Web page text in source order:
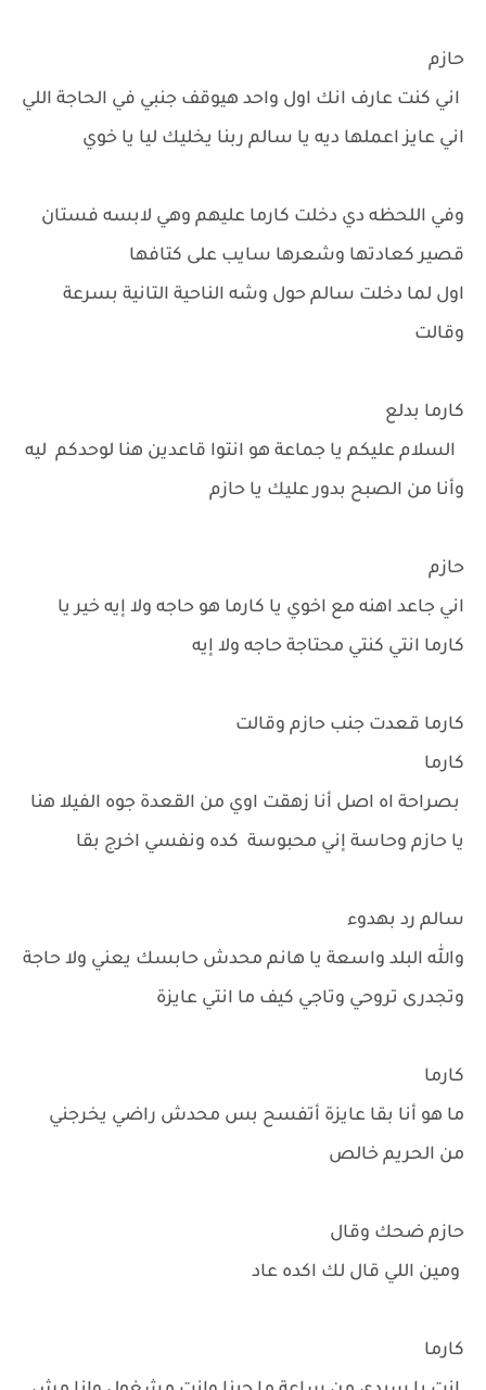
حازم
اني كنت عارف انك اول واحد هيوقف جنبي في الحاجة اللي
اني عايز اعملها ديه يا سالم ربنا يخليك ليا يا خوي
وفي اللحظه دي دخلت كارما عليهم وهي لابسه فستان
قصير كعادتها وشعرها سايب على كتافها
اول لما دخلت سالم حول وشه الناحية التانية بسرعة
وقالت
كارما بدلع
السلام عليكم يا جماعة هو انتوا قاعدين هنا لوحدكم ليه
وأنا من الصبح بدور عليك يا حازم
حازم
اني جاعد اهنه مع اخوي يا كارما هو حاجه ولا إيه خير يا
كارما انتي كنتي محتاجة حاجه ولا إيه
كارما قعدت جنب حازم وقالت
كارما
بصراحة اه اصل أنا زهقت اوي من القعدة جوه الفيلا هنا
يا حازم وحاسة إني محبوسة كده ونفسي اخرج بقا
سالم رد بهدوء
والله البلد واسعة يا هانم محدش حابسك يعني ولا حاجة
وتجدرى تروحي وتاجي كيف ما انتي عايزة
كارما
ما هو أنا بقا عايزة أتفسح بس محدش راضي يخرجني
من الحريم خالص
حازم ضحك وقال
ومين اللي قال لك اكده عاد
كارما